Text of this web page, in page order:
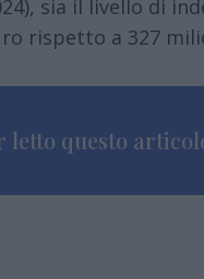
sia il livello di
rispetto a 327
letto questo